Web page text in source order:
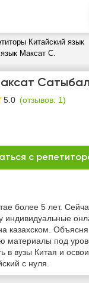
Китайский язык
Максат С.
5.0 (отзывов: 1)
с
более 5 лет.
индивидуальные
казахском.
материалы под
в вузы Китая и
с нуля.
сб
вс
10:00
10:30
11:00
11:30